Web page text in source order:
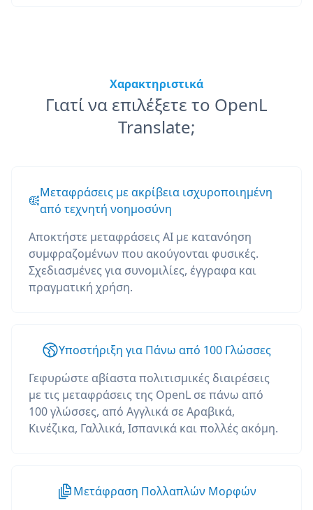
Χαρακτηριστικά
Γιατί να επιλέξετε το OpenL
Translate;
Μεταφράσεις με ακρίβεια ισχυροποιημένη
από τεχνητή νοημοσύνη
Αποκτήστε μεταφράσεις AI με κατανόηση
συμφραζομένων που ακούγονται φυσικές.
Σχεδιασμένες για συνομιλίες, έγγραφα και
πραγματική χρήση.
Υποστήριξη για Πάνω από 100 Γλώσσες
Γεφυρώστε αβίαστα πολιτισμικές διαιρέσεις
με τις μεταφράσεις της OpenL σε πάνω από
100 γλώσσες, από Αγγλικά σε Αραβικά,
Κινέζικα, Γαλλικά, Ισπανικά και πολλές ακόμη.
Μετάφραση Πολλαπλών Μορφών